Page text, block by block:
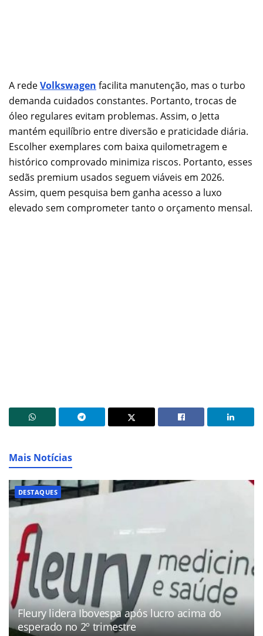
A redeVolkswagen facilita manutenção, mas o turbo
demanda cuidados constantes. Portanto, trocas de
óleo regulares evitam problemas. Assim, o Jetta
mantém equilíbrio entre diversão e praticidade diária.
Escolher exemplares com baixa quilometragem e
histórico comprovado minimiza riscos. Portanto, esses
sedãs premium usados seguem viáveis em 2026.
Assim, quem pesquisa bem ganha acesso a luxo
elevado sem comprometer tanto o orçamento mensal.
Mais Notícias
DESTAQUES
Fleury lidera Ibovespa após lucro acima do
esperado no 2º trimestre